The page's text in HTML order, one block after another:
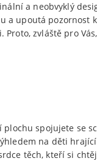
a neobvyklý
a upoutá pozornost
Proto, zvláště pro
spojujete se
na děti
těch, kteří si